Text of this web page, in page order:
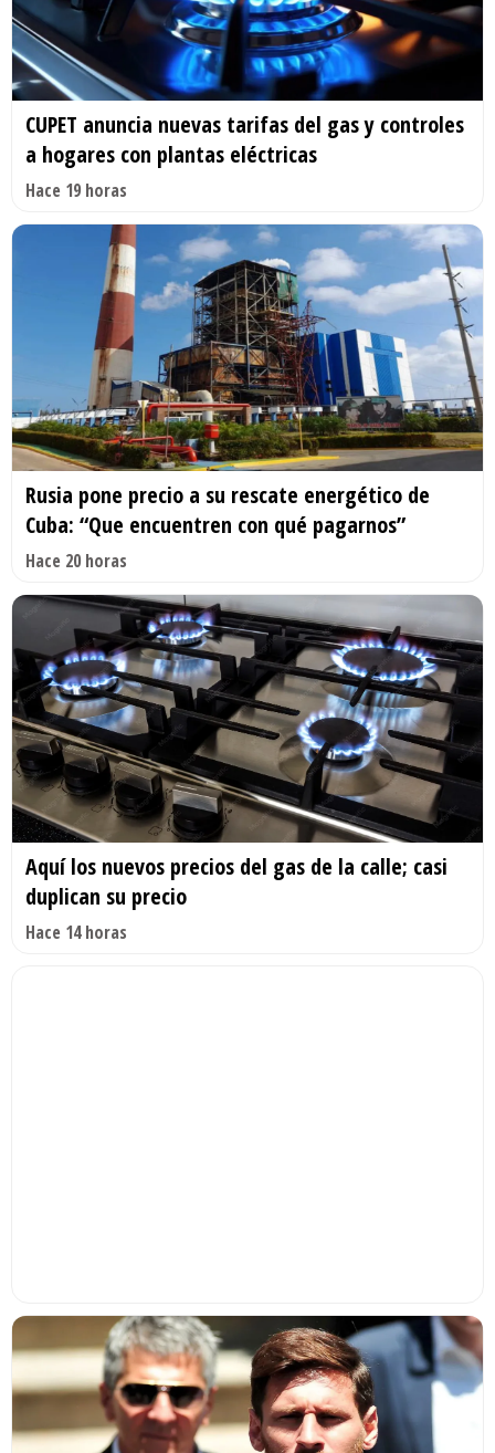
CUPET anuncia nuevas tarifas del gas y controles
a hogares con plantas eléctricas
Hace 19 horas
Rusia pone precio a su rescate energético de
Cuba: “Que encuentren con qué pagarnos”
Hace 20 horas
Aquí los nuevos precios del gas de la calle; casi
duplican su precio
Hace 14 horas